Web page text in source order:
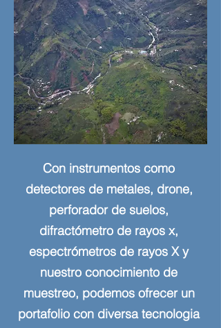
Con instrumentos como
detectores de metales, drone,
perforador de suelos,
difractómetro de rayos x,
espectrómetros de rayos X y
nuestro conocimiento de
muestreo, podemos ofrecer un
portafolio con diversa tecnologia